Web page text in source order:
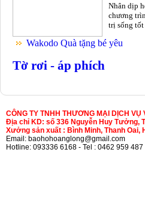
Nhân dịp
chương
trị sống tốt
Wakodo Quà tặng bé yêu
Tờ rơi - áp phích
CÔNG TY TNHH THƯƠNG MẠI DỊCH
Địa chỉ KD: số 336 Nguyễn Huy Tưởng,
Xưởng sản xuất : Bình Minh, Thanh Oai,
Email: baohohoanglong@gmail.com
Hotline: 093336 6168 - Tel : 0462 959 487